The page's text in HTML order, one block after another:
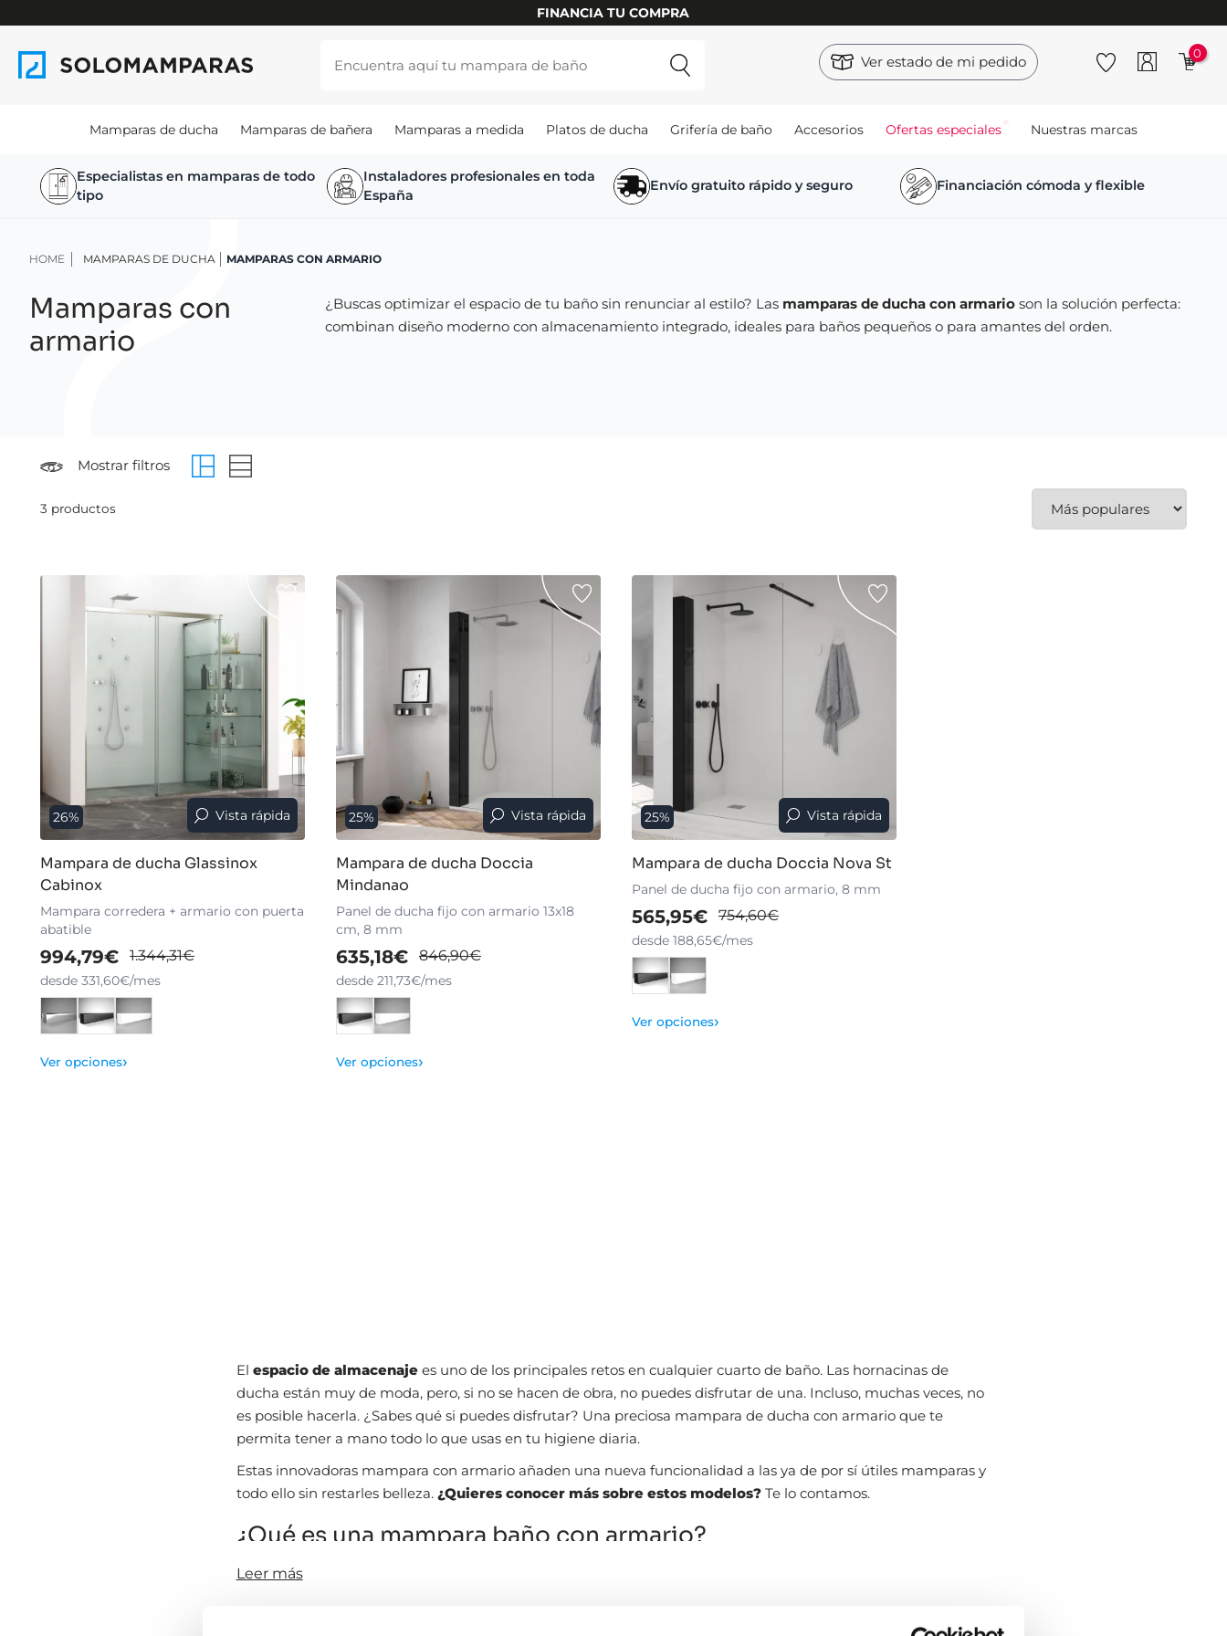
FINANCIA TU COMPRA
Ver estado de mi pedido 0
Mamparas de ducha Mamparas de bañera Mamparas a medida Platos de ducha Grifería de baño Accesorios Ofertas especiales Nuestras marcas
Especialistas en mamparas de todo
tipo
Instaladores profesionales en toda
España
Envío gratuito rápido y seguro Financiación cómoda y flexible
HOME MAMPARAS DE DUCHA MAMPARAS CON ARMARIO
Mamparas con
armario
¿Buscas optimizar el espacio de tu baño sin renunciar al estilo? Las mamparas de ducha con armario son la solución perfecta:
combinan diseño moderno con almacenamiento integrado, ideales para baños pequeños o para amantes del orden.
Mostrar filtros
3 productos
26% Vista rápida
Mampara de ducha Glassinox
Cabinox
Mampara corredera + armario con puerta
abatible
994,79€ 1.344,31€
desde 331,60€/mes
Ver opciones›
25% Vista rápida
Mampara de ducha Doccia
Mindanao
Panel de ducha fijo con armario 13x18
cm, 8 mm
635,18€ 846,90€
desde 211,73€/mes
Ver opciones›
25% Vista rápida
Mampara de ducha Doccia Nova St
Panel de ducha fijo con armario, 8 mm
565,95€ 754,60€
desde 188,65€/mes
Ver opciones›
El espacio de almacenajees uno de los principales retos en cualquier cuarto de baño. Las hornacinas de
ducha están muy de moda, pero, si no se hacen de obra, no puedes disfrutar de una. Incluso, muchas veces, no
es posible hacerla. ¿Sabes qué si puedes disfrutar? Una preciosa mampara de ducha con armario que te
permita tener a mano todo lo que usas en tu higiene diaria.
Estas innovadoras mampara con armario añaden una nueva funcionalidad a las ya de por sí útiles mamparas y
todo ello sin restarles belleza. ¿Quieres conocer más sobre estos modelos? Te lo contamos.
¿Qué es una mampara baño con armario?
Una mampara de baño con armario es mucho más que una simple separación para la ducha. Se trata de
Leer más